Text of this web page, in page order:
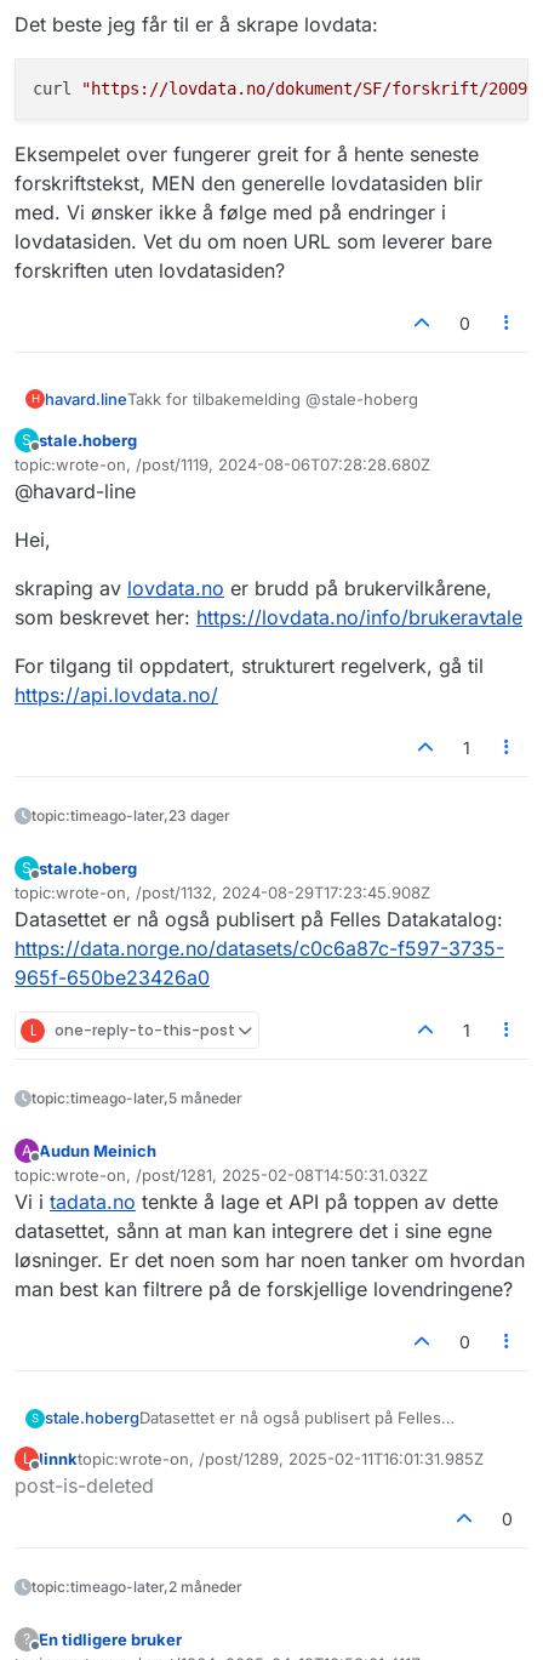
Det beste jeg får til er å skrape lovdata:
curl "https://lovdata.no/dokument/SF/forskrift/2009-
Eksempelet over fungerer greit for å hente seneste
forskriftstekst, MEN den generelle lovdatasiden blir
med. Vi ønsker ikke å følge med på endringer i
lovdatasiden. Vet du om noen URL som leverer bare
forskriften uten lovdatasiden?
0
H havard.lineTakk for tilbakemelding @stale-hoberg
Det beste jeg får til er å skrape lovdata:
med. Vi ønsker ikke å følge med på endringer i
lovdatasiden. Vet du om noen URL som leverer
bare forskriften uten lovdatasiden?
S
Frakoblet
stale.hoberg
topic:wrote-on, /post/1119, 2024-08-06T07:28:28.680Z
Sist endret av
@havard-line
Hei,
skraping av lovdata.no er brudd på brukervilkårene,
som beskrevet her: https://lovdata.no/info/brukeravtale
For tilgang til oppdatert, strukturert regelverk, gå til
https://api.lovdata.no/
1
topic:timeago-later,23 dager
S
Frakoblet
stale.hoberg
topic:wrote-on, /post/1132, 2024-08-29T17:23:45.908Z
Sist endret av
Datasettet er nå også publisert på Felles Datakatalog:
https://data.norge.no/datasets/c0c6a87c-f597-3735-
965f-650be23426a0
L one-reply-to-this-post 1
topic:timeago-later,5 måneder
A
Frakoblet
Audun Meinich
topic:wrote-on, /post/1281, 2025-02-08T14:50:31.032Z
Sist endret av
Vi i tadata.no tenkte å lage et API på toppen av dette
datasettet, sånn at man kan integrere det i sine egne
løsninger. Er det noen som har noen tanker om hvordan
man best kan filtrere på de forskjellige lovendringene?
0
S stale.hobergDatasettet er nå også publisert på Felles
https://data.norge.no/datasets/c0c6a87c-f597-
3735-965f-650be23426a0
L
Frakoblet
linnktopic:wrote-on, /post/1289, 2025-02-11T16:01:31.985Z
Sist endret av
post-is-deleted
0
topic:timeago-later,2 måneder
? En tidligere bruker